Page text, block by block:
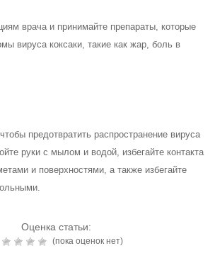
врача и принимайте препараты, которые
вируса коксаки, такие как жар, боль в
предотвратить распространение вируса
руки с мылом и водой, избегайте контакта
и поверхностями, а также избегайте
Оценка статьи:
(пока оценок нет)